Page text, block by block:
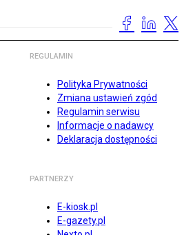
REGULAMIN
Polityka Prywatności
Zmiana ustawień zgód
Regulamin serwisu
Informacje o nadawcy
Deklaracja dostępności
PARTNERZY
E-kiosk.pl
E-gazety.pl